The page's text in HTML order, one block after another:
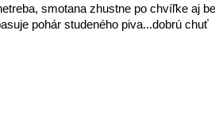
smotana zhustne po chvíľke aj
pohár studeného piva...dobrú chuť